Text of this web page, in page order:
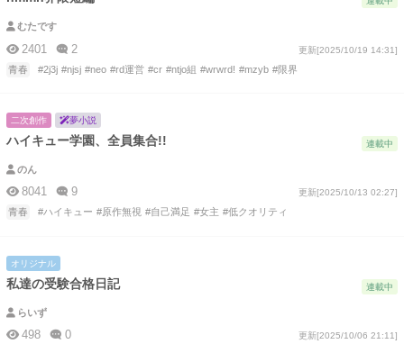
むたです
2401 2 更新[2025/10/19 14:31]
青春 #2j3j #njsj #neo #rd運営 #cr #ntjo組 #wrwrd! #mzyb #限界
二次創作 夢小説
ハイキュー学園、全員集合!! 連載中
のん
8041 9 更新[2025/10/13 02:27]
青春 #ハイキュー #原作無視 #自己満足 #女主 #低クオリティ
オリジナル
私達の受験合格日記 連載中
らいず
498 0 更新[2025/10/06 21:11]